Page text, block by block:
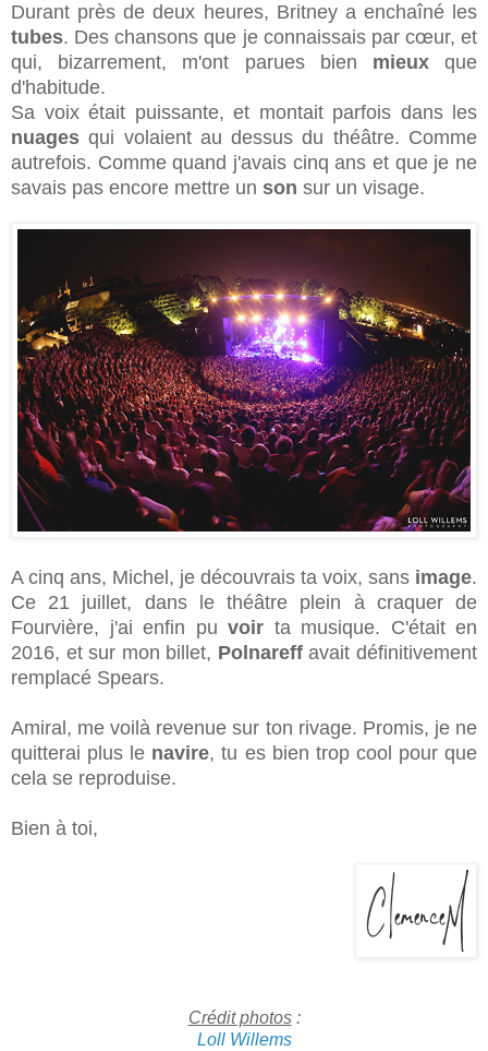
Durant près de deux heures, Britney a enchaîné les
tubes. Des chansons que je connaissais par cœur, et
qui, bizarrement, m'ont parues bien mieuxque
d'habitude.
Sa voix était puissante, et montait parfois dans les
nuages qui volaient au dessus du théâtre. Comme
autrefois. Comme quand j'avais cinq ans et que je ne
savais pas encore mettre un son sur un visage.
A cinq ans, Michel, je découvrais ta voix, sans image.
Ce 21 juillet, dans le théâtre plein à craquer de
Fourvière, j'ai enfin pu voir ta musique. C'était en
2016, et sur mon billet, Polnareffavait définitivement
remplacé Spears.
Amiral , me voilà revenue sur ton rivage. Promis, je ne
quitterai plus le navire, tu es bien trop cool pour que
cela se reproduise.
Bien à toi,
Crédit photos:
Loll Willems